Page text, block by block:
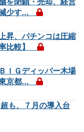
少す...
昇、パチンコは圧縮
比較】
ＩＧディッパー木場
京都...
も、７月の導入台